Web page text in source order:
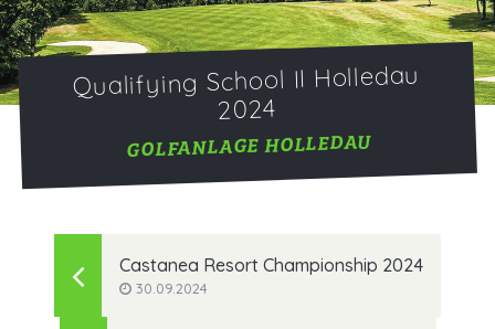
Qualifying School II Holledau
2024
GOLFANLAGE HOLLEDAU
Castanea Resort Championship 2024
30.09.2024